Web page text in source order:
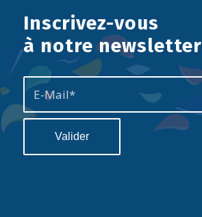
Inscrivez-vous
à notre newsletter